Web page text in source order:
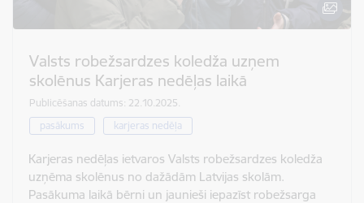
Valsts robežsardzes koledža uzņem
skolēnus Karjeras nedēļas laikā
Publicēšanas datums: 22.10.2025.
pasākums
karjeras nedēļa
Karjeras nedēļas ietvaros Valsts robežsardzes koledža
uzņēma skolēnus no dažādām Latvijas skolām.
Pasākuma laikā bērni un jaunieši iepazīst robežsarga